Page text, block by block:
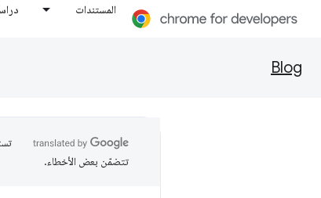
المستندات
Blog
تتضمّن بعض الأخطاء.